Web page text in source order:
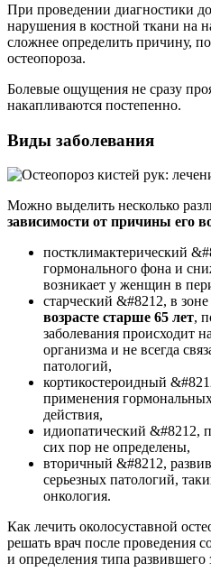
При проведении диагностики
нарушения в костной ткани на
сложнее определить причину,
остеопороза.
Болевые ощущения не сразу
накапливаются постепенно.
Виды заболевания
Можно выделить несколько
зависимости от причины его
постклимактерический
гормонального фона и
возникает у женщин в
старческий &#8212, в зоне
возрасте старше 65 лет,
заболевания происходит
организма и не всегда
патологий,
кортикостероидный
применения
действия,
идиопатический &#8212,
сих пор не определены,
вторичный &#8212,
серьезных патологий,
онкология.
Как лечить околосуставной
решать врач после проведения
и определения типа развившего